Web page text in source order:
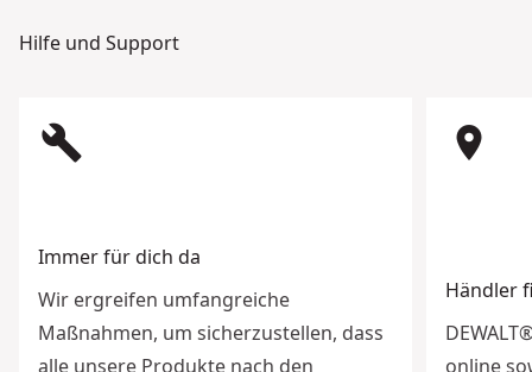
Hilfe und Support
build
Immer für dich da
Wir ergreifen umfangreiche
Maßnahmen, um sicherzustellen, dass
alle unsere Produkte nach den
room
Händler
online